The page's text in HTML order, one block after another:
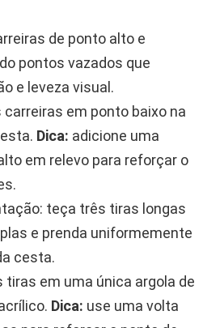
de ponto alto e
pontos vazados que
e leveza visual.
em ponto baixo na
Dica: adicione uma
em relevo para reforçar o
teça três tiras longas
e prenda uniformemente
cesta.
tiras em uma única argola de
Dica: use uma volta